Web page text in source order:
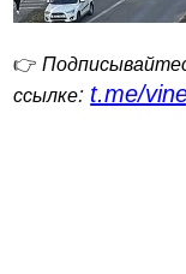
👉
ссылке: t.me/